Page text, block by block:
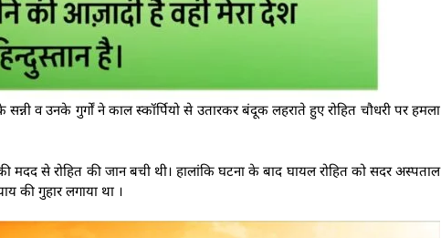
व उनके गुर्गों ने काल स्कॉर्पियो से उतारकर बंदूक लहराते हुए रोहित चौधरी पर हमला
मदद से रोहित की जान बची थी। हालांकि घटना के बाद घायल रोहित को सदर अस्पताल
की गुहार लगाया था ।